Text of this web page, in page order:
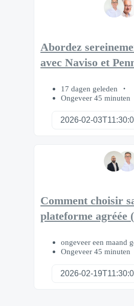
Abordez
avec Naviso et
17 dagen geleden
Ongeveer 45 minuten
Comment choisir
plateforme agréée
ongeveer een maand
Ongeveer 45 minuten